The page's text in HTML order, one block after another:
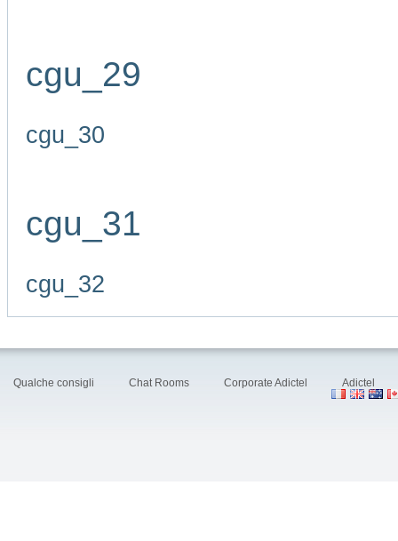
cgu_29
cgu_30
cgu_31
cgu_32
Qualche consigli Chat Rooms Corporate Adictel Adictel